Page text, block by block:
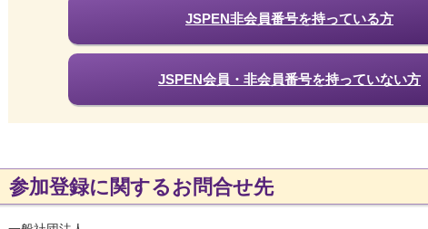
JSPEN非会員番号を持っている方
JSPEN会員・非会員番号を持っていない方
参加登録に関するお問合せ先